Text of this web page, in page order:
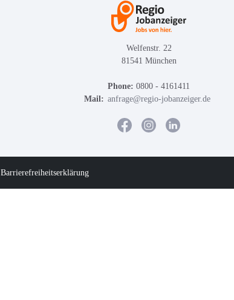
Welfenstr. 22
81541 München
Phone: 0800 - 4161411
Mail: anfrage@regio-jobanzeiger.de
Barrierefreiheitserklärung